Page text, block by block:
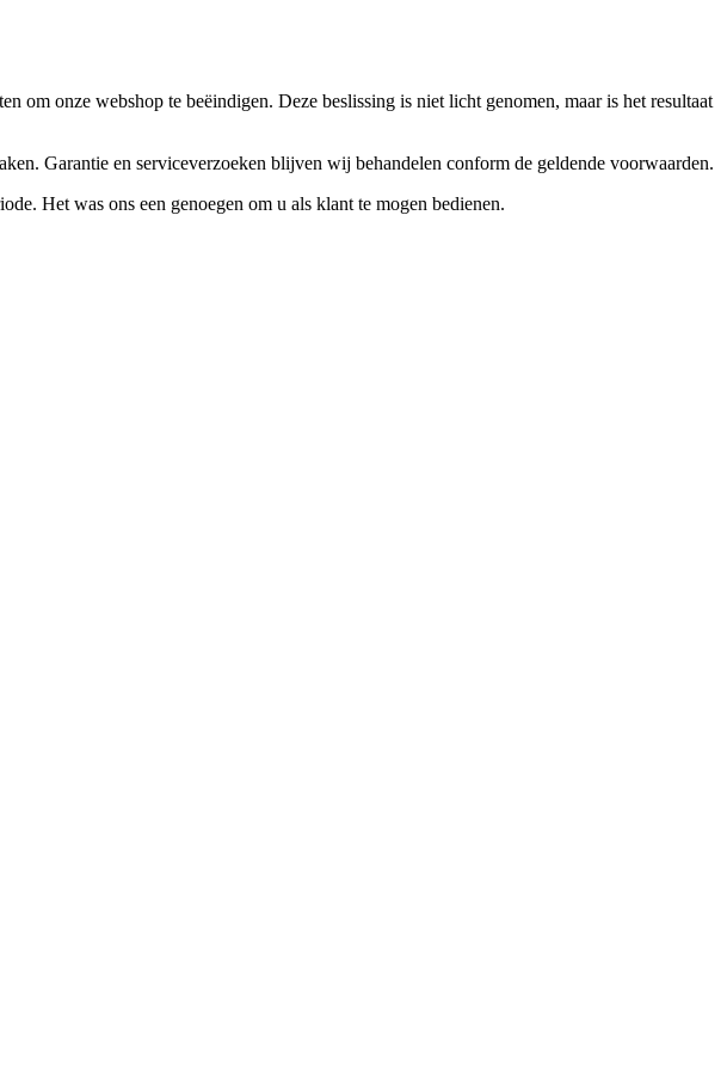
om onze webshop te beëindigen. Deze beslissing is niet licht genomen, maar is het resultaat
Garantie en serviceverzoeken blijven wij behandelen conform de geldende voorwaarden.
Het was ons een genoegen om u als klant te mogen bedienen.